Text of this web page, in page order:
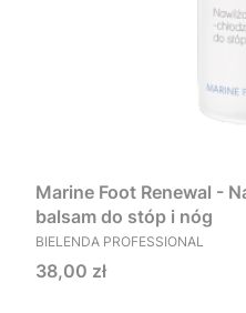
Marine Foot Renewal -
balsam do stóp i nóg
PRODUCENT
BIELENDA PROFESSIONAL
Cena
38,00 zł